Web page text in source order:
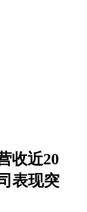
收近20
表现突